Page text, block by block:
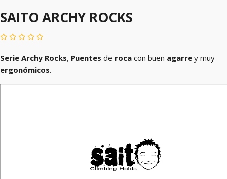
SAITO ARCHY ROCKS
Serie Archy Rocks, Puentes de roca con buen agarre y muy
ergonómicos.